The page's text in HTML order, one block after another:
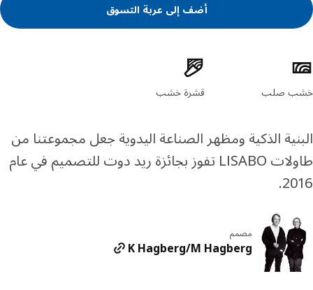
أضف إلى عربة التسوق
المنتج
صلب قشرة خشب
الذكية ومظهر الصناعة اليدوية جعل مجموعتنا من
طاولات LISABO تفوز بجائزة ريد دوت للتصميم في عام
مصمم
K Hagberg/M Hagberg